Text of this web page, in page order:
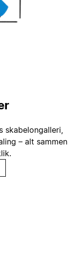
skabelongalleri,
– alt sammen